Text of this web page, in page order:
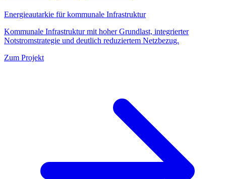
Energieautarkie für kommunale Infrastruktur
Kommunale Infrastruktur mit hoher Grundlast, integrierter
Notstromstrategie und deutlich reduziertem Netzbezug.
Zum Projekt